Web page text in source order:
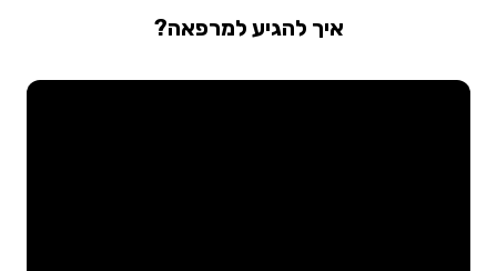
איך להגיע למרפאה?